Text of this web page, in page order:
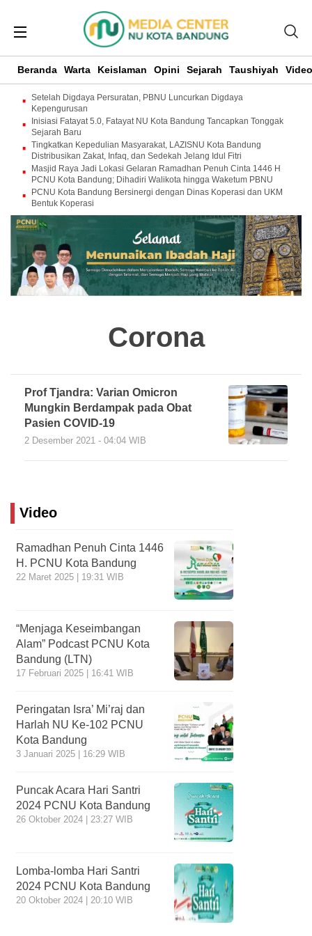
Beranda Warta Keislaman Opini Sejarah Taushiyah Video
Setelah Digdaya Persuratan, PBNU Luncurkan Digdaya
Kepengurusan
Inisiasi Fatayat 5.0, Fatayat NU Kota Bandung Tancapkan Tonggak
Sejarah Baru
Tingkatkan Kepedulian Masyarakat, LAZISNU Kota Bandung
Distribusikan Zakat, Infaq, dan Sedekah Jelang Idul Fitri
Masjid Raya Jadi Lokasi Gelaran Ramadhan Penuh Cinta 1446 H
PCNU Kota Bandung; Dihadiri Walikota hingga Waketum PBNU
PCNU Kota Bandung Bersinergi dengan Dinas Koperasi dan UKM
Bentuk Koperasi
Corona
Prof Tjandra: Varian Omicron
Mungkin Berdampak pada Obat
Pasien COVID-19
2 Desember 2021 - 04:04 WIB
Video
Ramadhan Penuh Cinta 1446
H. PCNU Kota Bandung
22 Maret 2025 | 19:31 WIB
“Menjaga Keseimbangan
Alam” Podcast PCNU Kota
Bandung (LTN)
17 Februari 2025 | 16:41 WIB
Peringatan Isra’ Mi’raj dan
Harlah NU Ke-102 PCNU
Kota Bandung
3 Januari 2025 | 16:29 WIB
Puncak Acara Hari Santri
2024 PCNU Kota Bandung
26 Oktober 2024 | 23:27 WIB
Lomba-lomba Hari Santri
2024 PCNU Kota Bandung
20 Oktober 2024 | 20:10 WIB